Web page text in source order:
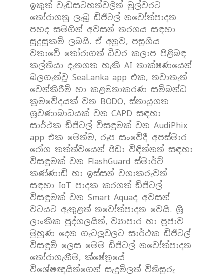
ඉකුත් වැඩසටහන්වලින් මුල්වරට
තෝරාගනු ලැබූ ඩිජිටල් නවෝත්පාදන
පහද සමගින් අවසන් තරගය සඳහා
සුදුසුකම් ලබයි. ඒ අනුව, පසුගිය
වතාවේ තෝරාගත් ධීවර කලාප පිළිබඳ
කල්තියා දැනගත හැකි AI තාක්ෂණයෙන්
බලගැන්වූ SeaLanka app එක, නවාතැන්
වෙන්කිරීම් හා කළමනාකරණ සම්බන්ධ
ක්‍රමවේදයක් වන BODO, ස්නායුගත
ශ්‍රවණාබාධයක් වන CAPD සඳහා
සාර්ථක ඩිජිටල් විසඳුමක් වන AudiPhix
app එක මෙන්ම, රූප සංවේදී අපස්මාර
රෝග තත්ත්වයෙන් පීඩා විඳින්නන් සඳහා
විසඳුමක් වන FlashGuard ස්මාර්ට්
කණ්ණාඩි හා ඉස්සන් වගාකරුවන්
සඳහා IoT පාදක කරගත් ඩිජිටල්
විසඳුමක් වන Smart Aquaද අවසන්
වටයට ඇතුළත් නවෝත්පාදන වෙයි. ශ්‍රී
ලාංකික පුද්ගලයින්, ව්‍යාපාර හා ප්‍රජාව
මුහුණ දෙන ගැටලුවලට සාර්ථක ඩිජිටල්
විසඳුම් ලෙස මෙම ඩිජිටල් නවෝත්පාදන
තෝරාගැනීම, ක්ෂේත්‍රයේ
විශේෂඥයින්ගෙන් සැදුම්ලත් විනිසුරු